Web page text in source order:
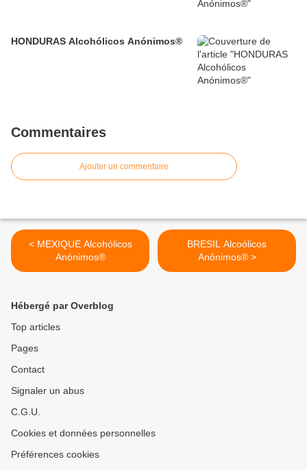
HONDURAS Alcohólicos Anónimos®
Commentaires
Ajouter un commentaire
< MEXIQUE Alcohólicos
Anónimos®
BRESIL Alcoólicos
Anônimos® >
Hébergé par Overblog
Top articles
Pages
Contact
Signaler un abus
C.G.U.
Cookies et données personnelles
Préférences cookies